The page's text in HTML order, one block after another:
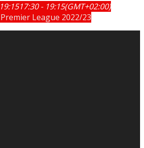
17:30 - 19:15(GMT+02:00)
Premier League 2022/23